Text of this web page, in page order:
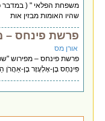
משפחת הפלאי " ( במדבר
שהיו האומות מבזין אות
פרשת פינחס –
אורן מס
פרשת פינחס – מפירוש
פִּינְחָס בֶּן-אֶלְעָזָר בֶּן-